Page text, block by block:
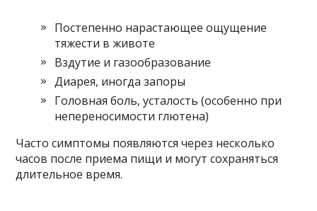
Постепенно нарастающее ощущение
тяжести в животе
Вздутие и газообразование
Диарея, иногда запоры
Головная боль, усталость (особенно при
непереносимости глютена)
Часто симптомы появляются через несколько
часов после приема пищи и могут сохраняться
длительное время.